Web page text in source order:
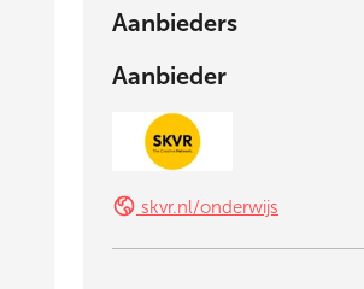
Aanbieders
Aanbieder
skvr.nl/onderwijs